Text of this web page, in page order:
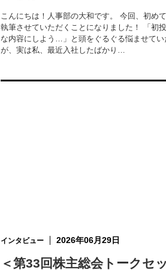
こんにちは！人事部の大和です。 今回、初め
執筆させていただくことになりました！ 「初
な内容にしよう…」と頭をぐるぐる悩ませてい
が、実は私、最近入社したばかり…
インタビュー 2026年06月29日
＜第33回株主総会トークセ